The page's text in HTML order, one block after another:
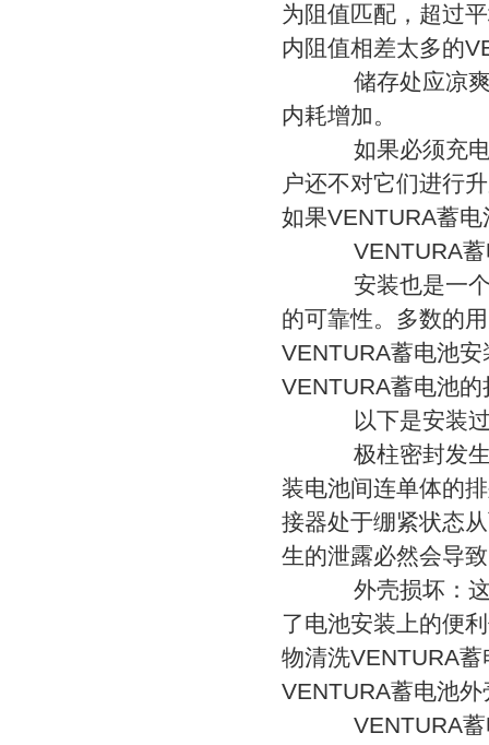
为阻值匹配，超过
内阻值相差太多的
储存处应凉爽
内耗增加。
如果必须充电
户还不对它们进行
如果VENTURA蓄
VENTURA蓄
安装也是一个
的可靠性。多数的
VENTURA蓄电池
VENTURA蓄电池
以下是安装过
极柱密封发生
装电池间连单体的
接器处于绷紧状态
生的泄露必然会导
外壳损坏：这
了电池安装上的便
物清洗VENTURA
VENTURA蓄电池
VENTURA蓄